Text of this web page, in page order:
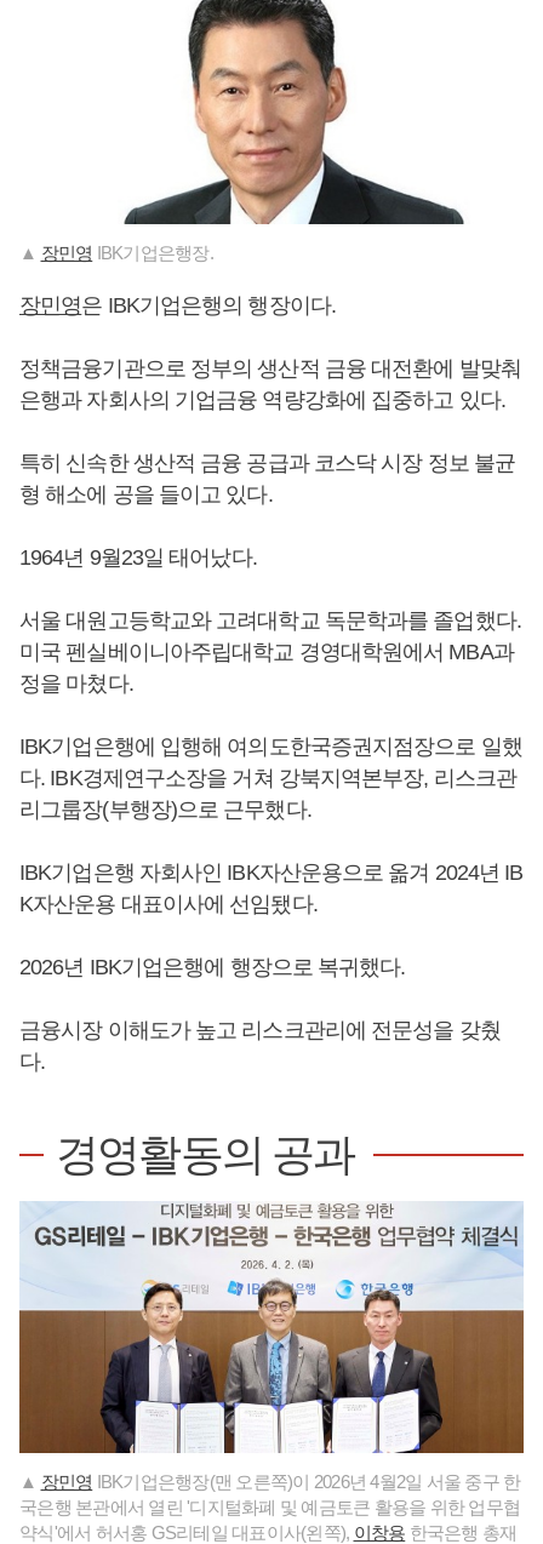
▲ 장민영 IBK기업은행장.
장민영은 IBK기업은행의 행장이다.
정책금융기관으로 정부의 생산적 금융 대전환에 발맞춰
은행과 자회사의 기업금융 역량강화에 집중하고 있다.
특히 신속한 생산적 금융 공급과 코스닥 시장 정보 불균
형 해소에 공을 들이고 있다.
1964년 9월23일 태어났다.
서울 대원고등학교와 고려대학교 독문학과를 졸업했다.
미국 펜실베이니아주립대학교 경영대학원에서 MBA과
정을 마쳤다.
IBK기업은행에 입행해 여의도한국증권지점장으로 일했
다. IBK경제연구소장을 거쳐 강북지역본부장, 리스크관
리그룹장(부행장)으로 근무했다.
IBK기업은행 자회사인 IBK자산운용으로 옮겨 2024년 IB
K자산운용 대표이사에 선임됐다.
2026년 IBK기업은행에 행장으로 복귀했다.
금융시장 이해도가 높고 리스크관리에 전문성을 갖췄
다.
경영활동의 공과
▲ 장민영 IBK기업은행장(맨 오른쪽)이 2026년 4월2일 서울 중구 한
국은행 본관에서 열린 '디지털화폐 및 예금토큰 활용을 위한 업무협
약식'에서 허서홍 GS리테일 대표이사(왼쪽), 이창용 한국은행 총재